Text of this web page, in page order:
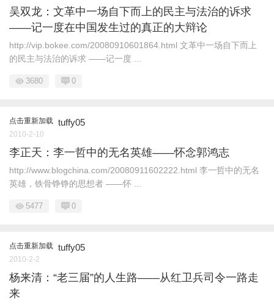
吴双龙：文革中一场自下而上的民主与法治的诉求
——记一度在中国发生过的真正的大辩论
http://vip.bokee.com/20080910601864.html 文革中一场自下而上
的民主与法治的诉求 ——记一度 ...
3680 0
点击重新加载 tuffy05
2010-2-10
李正天：李一哲中的无名英雄——怀念郭鸿志
http://www.blogchina.com/20080911602222.html 李一哲中的无名
英雄，铁骨铮铮的思想者 ——怀 ...
5477 0
点击重新加载 tuffy05
2010-2-2
杨来清：“老三届”的人生路——从红卫兵司令一路走
来